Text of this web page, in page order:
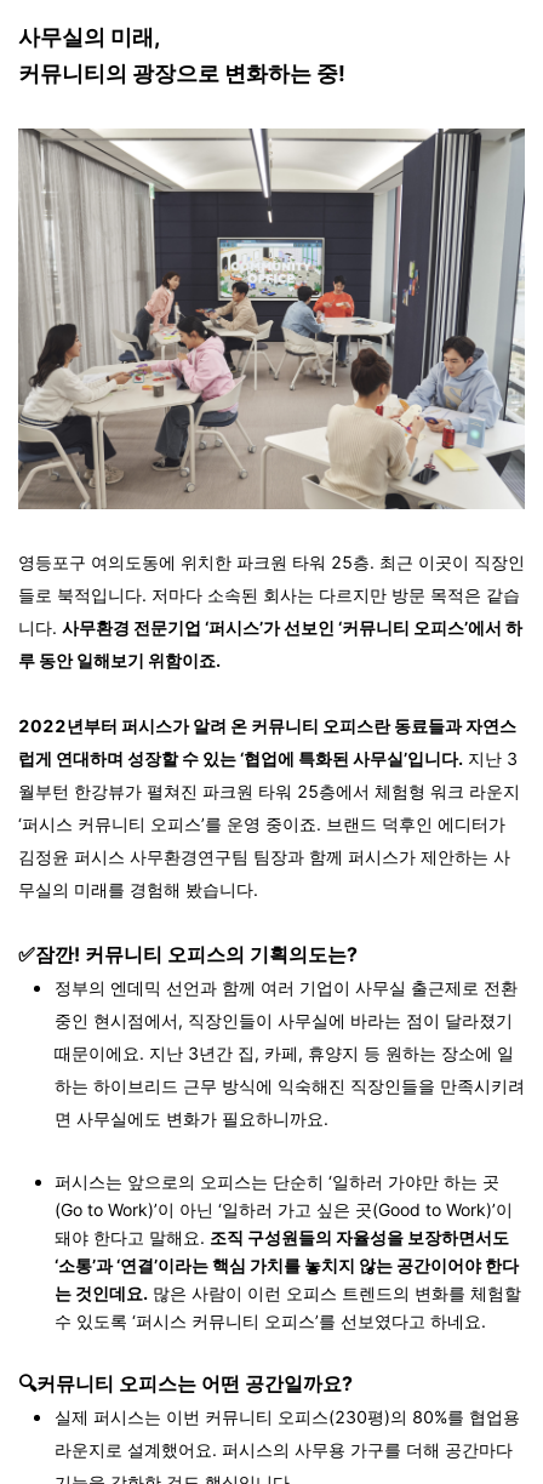
사무실의 미래,
커뮤니티의 광장으로 변화하는 중!
영등포구 여의도동에 위치한 파크원 타워 25층. 최근 이곳이 직장인
들로 북적입니다. 저마다 소속된 회사는 다르지만 방문 목적은 같습
니다. 사무환경 전문기업 ‘퍼시스’가 선보인 ‘커뮤니티 오피스’에서 하
루 동안 일해보기 위함이죠.
2022년부터 퍼시스가 알려 온 커뮤니티 오피스란 동료들과 자연스
럽게 연대하며 성장할 수 있는‘협업에 특화된 사무실’입니다. 지난 3
월부턴 한강뷰가 펼쳐진 파크원 타워 25층에서 체험형 워크 라운지
‘퍼시스 커뮤니티 오피스’를 운영 중이죠. 브랜드 덕후인 에디터가
김정윤 퍼시스 사무환경연구팀 팀장과 함께 퍼시스가 제안하는 사
무실의 미래를 경험해 봤습니다.
✅잠깐! 커뮤니티 오피스의 기획의도는?
정부의 엔데믹 선언과 함께 여러 기업이 사무실 출근제로 전환
중인 현시점에서, 직장인들이 사무실에 바라는 점이 달라졌기
때문이에요. 지난 3년간 집, 카페, 휴양지 등 원하는 장소에 일
하는 하이브리드 근무 방식에 익숙해진 직장인들을 만족시키려
면 사무실에도 변화가 필요하니까요.
퍼시스는 앞으로의 오피스는 단순히 ‘일하러 가야만 하는 곳
(Go to Work)’이 아닌 ‘일하러 가고 싶은 곳(Good to Work)’이
돼야 한다고 말해요. 조직 구성원들의 자율성을 보장하면서도
‘소통’과 ‘연결’이라는 핵심 가치를 놓치지 않는 공간이어야 한다
는 것인데요. 많은 사람이 이런 오피스 트렌드의 변화를 체험할
수 있도록 ‘퍼시스 커뮤니티 오피스’를 선보였다고 하네요.
🔍커뮤니티 오피스는 어떤 공간일까요?
실제 퍼시스는 이번 커뮤니티 오피스(230평)의 80%를 협업용
라운지로 설계했어요. 퍼시스의 사무용 가구를 더해 공간마다